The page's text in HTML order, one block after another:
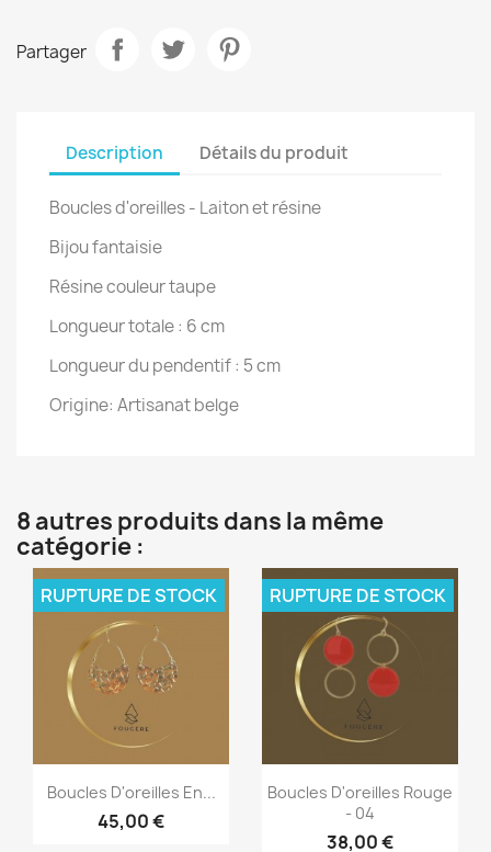
Partager
Description Détails du produit
Boucles d'oreilles - Laiton et résine
Bijou fantaisie
Résine couleur taupe
Longueur totale : 6 cm
Longueur du pendentif : 5 cm
Origine: Artisanat belge
8 autres produits dans la même
catégorie :
Aperçu rapide
Boucles D'oreilles En...
45,00 €
RUPTURE DE STOCK
Aperçu rapide
Boucles D'oreilles Rouge
- 04
38,00 €
RUPTURE DE STOCK